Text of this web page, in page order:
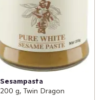
Sesampasta
200 g, Twin Dragon